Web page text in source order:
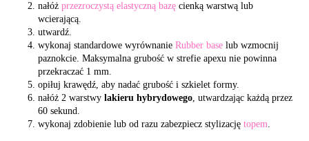
nałóż przezroczystą elastyczną bazę cienką warstwą lub
wcierającą.
utwardź.
wykonaj standardowe wyrównanie Rubber base lub wzmocnij
paznokcie. Maksymalna grubość w strefie apexu nie powinna
przekraczać 1 mm.
opiłuj krawędź, aby nadać grubość i szkielet formy.
nałóż 2 warstwy lakieru hybrydowego, utwardzając każdą przez
60 sekund.
wykonaj zdobienie lub od razu zabezpiecz stylizację topem.